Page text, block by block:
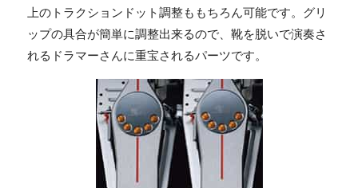
上のトラクションドット調整ももちろん可能です。グリ
ップの具合が簡単に調整出来るので、靴を脱いで演奏さ
れるドラマーさんに重宝されるパーツです。